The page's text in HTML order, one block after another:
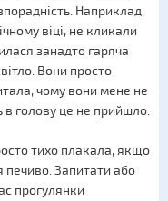
Наприклад,
віці, не кликали
занадто гаряча
Вони просто
чому вони мене не
в голову це не прийшло.
тихо плакала, якщо
печиво. Запитати або
прогулянки